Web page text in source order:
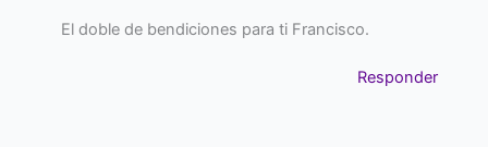
El doble de bendiciones para ti Francisco.
Responder